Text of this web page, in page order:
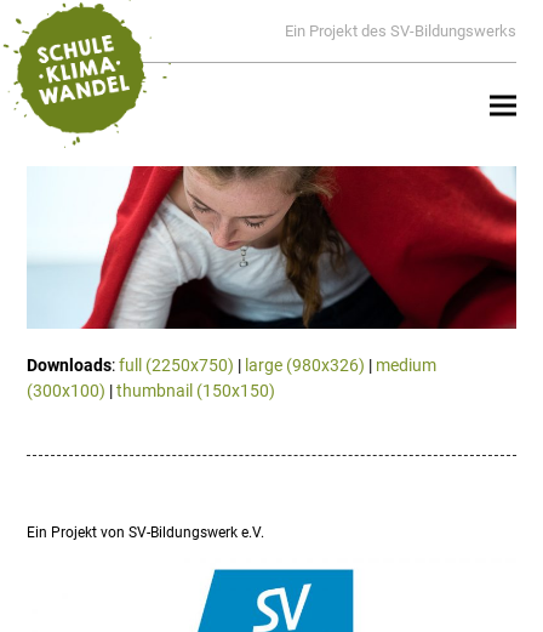
Ein Projekt des SV-Bildungswerks
Downloads:full (2250x750) | large (980x326) | medium
(300x100) |thumbnail (150x150)
Ein Projekt von SV-Bildungswerk e.V.